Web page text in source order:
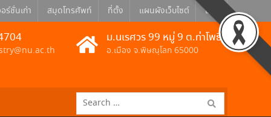
อร์ชั่นเก่า สมุดโทรศัพท์ ที่ตั้ง แผนผังเว็บไซต์ Eng
ม.นเรศวร 99 หมู่ 9 ต.ท่าโพธิ์
อ.เมือง จ.พิษณุโลก 65000
Search
for: